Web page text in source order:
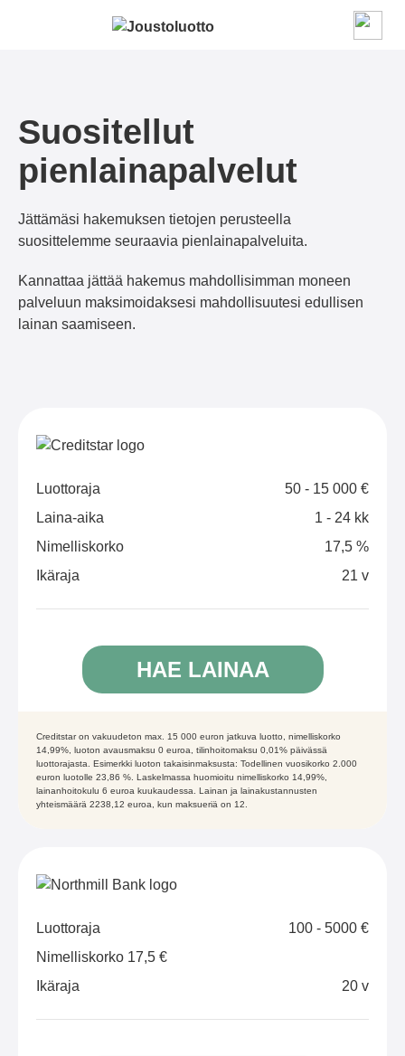
Suositellut
pienlainapalvelut
Jättämäsi hakemuksen tietojen perusteella
suosittelemme seuraavia pienlainapalveluita.
Kannattaa jättää hakemus mahdollisimman moneen
palveluun maksimoidaksesi mahdollisuutesi edullisen
lainan saamiseen.
Luottoraja
50 - 15 000 €
Laina-aika
1 - 24 kk
Nimelliskorko
17,5 %
Ikäraja
21 v
HAE LAINAA
Creditstar on vakuudeton max. 15 000 euron jatkuva luotto, nimelliskorko
14,99%, luoton avausmaksu 0 euroa, tilinhoitomaksu 0,01% päivässä
luottorajasta. Esimerkki luoton takaisinmaksusta: Todellinen vuosikorko 2.000
euron luotolle 23,86 %. Laskelmassa huomioitu nimelliskorko 14,99%,
lainanhoitokulu 6 euroa kuukaudessa. Lainan ja lainakustannusten
yhteismäärä 2238,12 euroa, kun maksueriä on 12.
Luottoraja
100 - 5000 €
Nimelliskorko 17,5 €
Ikäraja
20 v